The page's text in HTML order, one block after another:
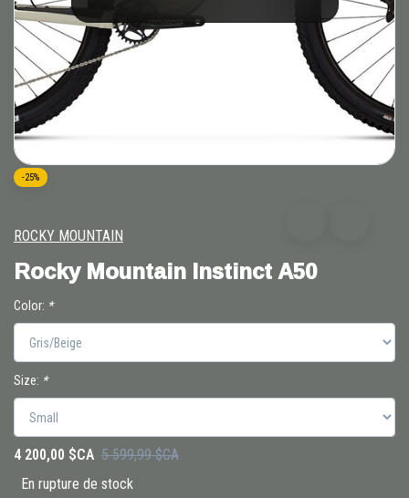
-25%
ROCKY MOUNTAIN
Rocky Mountain Instinct A50
Color: *
Size: *
4 200,00 $CA 5 599,99 $CA
En rupture de stock